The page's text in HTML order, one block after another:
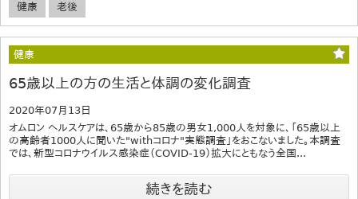
健康 老後
健康
65歳以上の方の生活と体調の変化調査
2020年07月13日
オムロン ヘルスケアは、65歳から85歳の男女1,000人を対象に、「65歳以上
の高齢者1000人に聞いた"withコロナ"実態調査」をおこないました。本調査
では、新型コロナウイルス感染症（COVID-19）拡大にともなう全国...
続きを読む